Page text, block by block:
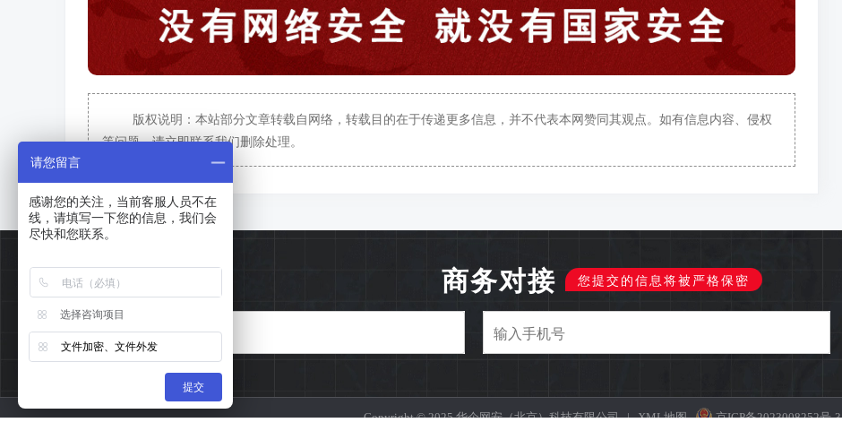
版权说明：本站部分文章转载自网络，转载目的在于传递更多信息，并不代表本网赞同其观点。如有信息内容、侵权
等问题，请立即联系我们删除处理。
商务对接 您提交的信息将被严格保密
Copyright © 2025 华企网安（北京）科技有限公司 | XML地图 京ICP备2023008252号-3
请您留言
感谢您的关注，当前客服人员不在
线，请填写一下您的信息，我们会
尽快和您联系。
选择咨询项目
文件加密、文件外发
提交